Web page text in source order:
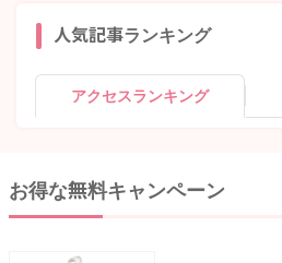
人気記事ランキング
アクセスランキング
お得な無料キャンペーン